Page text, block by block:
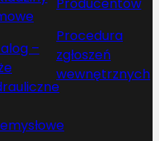
–
Producentów
Procedura
zgłoszeń
wewnętrznych